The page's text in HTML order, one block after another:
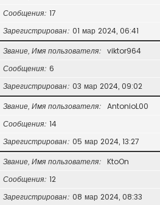
Сообщения 17
Зарегистрирован 01 мар 2024, 06:41
Звание, Имя пользователя
viktor964
Сообщения 6
Зарегистрирован 03 мар 2024, 09:02
Звание, Имя пользователя
AntonioL00
Сообщения 14
Зарегистрирован 05 мар 2024, 13:27
Звание, Имя пользователя
KtoOn
Сообщения 12
Зарегистрирован 08 мар 2024, 08:33